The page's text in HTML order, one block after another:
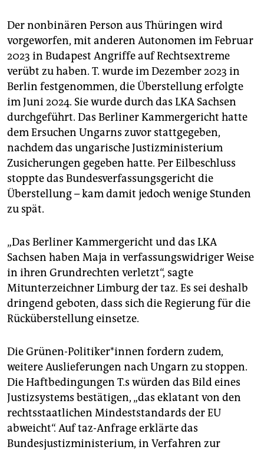
Der nonbinären Person aus Thüringen wird
vorgeworfen, mit anderen Autonomen im Februar
2023 in Budapest Angriffe auf Rechts­extre­me
verübt zu haben. T. wurde im Dezember 2023 in
Berlin festgenommen, die Überstellung erfolgte
im Juni 2024. Sie wurde durch das LKA Sachsen
durchgeführt. Das Berliner Kammergericht hatte
dem Ersuchen Ungarns zuvor stattgegeben,
nachdem das ungarische Justizministerium
Zusicherungen gegeben hatte. Per Eilbeschluss
stoppte das Bundesverfassungsgericht die
Überstellung – kam damit jedoch wenige Stunden
zu spät.
„Das Berliner Kammergericht und das LKA
Sachsen haben Maja in verfassungswidriger Weise
in ihren Grundrechten verletzt“, sagte
Mitunterzeichner Limburg der taz. Es sei deshalb
dringend geboten, dass sich die Regierung für die
Rücküberstellung einsetze.
Die Grünen-Politiker*innen fordern zudem,
weitere Auslieferungen nach Ungarn zu stoppen.
Die Haftbedingungen T.s würden das Bild eines
Justizsystems bestätigen, „das eklatant von den
rechtsstaatlichen Mindeststandards der EU
abweicht“. Auf taz-Anfrage erklärte das
Bundesjustizministerium, in Verfahren zur